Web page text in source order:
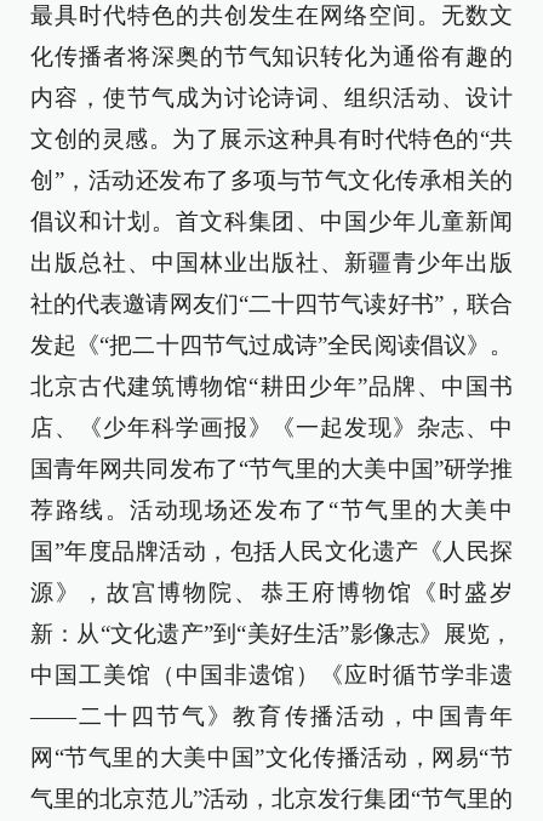
最具时代特色的共创发生在网络空间。无数文
化传播者将深奥的节气知识转化为通俗有趣的
内容，使节气成为讨论诗词、组织活动、设计
文创的灵感。为了展示这种具有时代特色的“共
创”，活动还发布了多项与节气文化传承相关的
倡议和计划。首文科集团、中国少年儿童新闻
出版总社、中国林业出版社、新疆青少年出版
社的代表邀请网友们“二十四节气读好书”，联合
发起《“把二十四节气过成诗”全民阅读倡议》。
北京古代建筑博物馆“耕田少年”品牌、中国书
店、《少年科学画报》《一起发现》杂志、中
国青年网共同发布了“节气里的大美中国”研学推
荐路线。活动现场还发布了“节气里的大美中
国”年度品牌活动，包括人民文化遗产《人民探
源》，故宫博物院、恭王府博物馆《时盛岁
新：从“文化遗产”到“美好生活”影像志》展览，
中国工美馆（中国非遗馆）《应时循节学非遗
——二十四节气》教育传播活动，中国青年
网“节气里的大美中国”文化传播活动，网易“节
气里的北京范儿”活动，北京发行集团“节气里的